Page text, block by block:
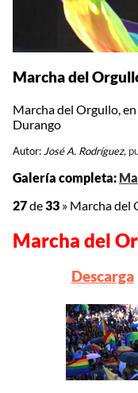
Marcha del
Marcha del Orgullo,
Durango
Autor: José A. Rodríguez,
Galería completa:
27de33 » Marcha del
Marcha del
Descarga